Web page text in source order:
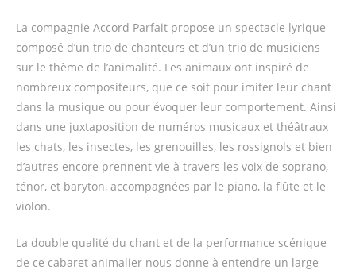
La compagnie Accord Parfait propose un spectacle lyrique
composé d’un trio de chanteurs et d’un trio de musiciens
sur le thème de l’animalité. Les animaux ont inspiré de
nombreux compositeurs, que ce soit pour imiter leur chant
dans la musique ou pour évoquer leur comportement. Ainsi
dans une juxtaposition de numéros musicaux et théâtraux
les chats, les insectes, les grenouilles, les rossignols et bien
d’autres encore prennent vie à travers les voix de soprano,
ténor, et baryton, accompagnées par le piano, la flûte et le
violon.
La double qualité du chant et de la performance scénique
de ce cabaret animalier nous donne à entendre un large